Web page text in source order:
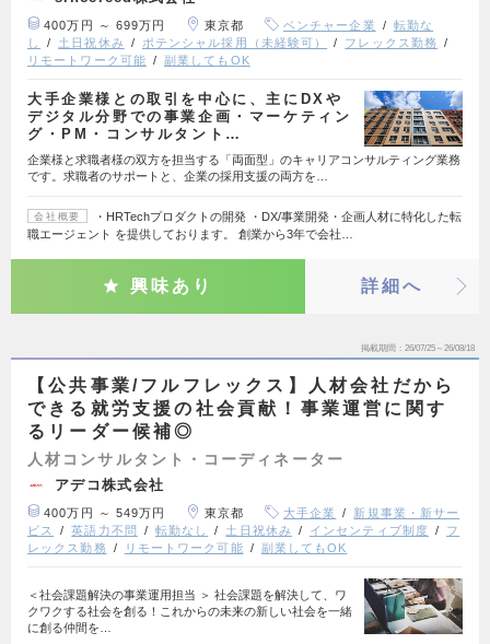
400万円 ～ 699万円 東京都 ベンチャー企業
転勤な
し
土日祝休み ポテンシャル採用（未経験可）
フレックス勤務
リモートワーク可能
副業してもOK
大手企業様との取引を中心に、主にDXや
デジタル分野での事業企画・マーケティン
グ・PM・コンサルタント…
企業様と求職者様の双方を担当する「両面型」のキャリアコンサルティング業務
です。求職者のサポートと、企業の採用支援の両方を…
会社概要
・HRTechプロダクトの開発 ・DX/事業開発・企画人材に特化した転
職エージェント を提供しております。 創業から3年で会社…
興味あり 詳細へ
掲載期間 26/07/25～26/08/18
【公共事業/フルフレックス】人材会社だから
できる就労支援の社会貢献！事業運営に関す
るリーダー候補◎
人材コンサルタント・コーディネーター
アデコ株式会社
400万円 ～ 549万円 東京都 大手企業
新規事業・新サー
ビス
英語力不問 転勤なし 土日祝休み インセンティブ制度
フ
レックス勤務
リモートワーク可能 副業してもOK
＜社会課題解決の事業運用担当 ＞ 社会課題を解決して、ワ
クワクする社会を創る！これからの未来の新しい社会を一緒
に創る仲間を…